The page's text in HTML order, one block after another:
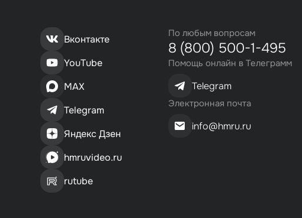
Вконтакте
YouTube
MAX
Telegram
Яндекс Дзен
hmruvideo.ru
rutube
По любым вопросам
8 (800) 500-1-495
Помощь онлайн в Телеграмм
Telegram
Электронная почта
info@hmru.ru